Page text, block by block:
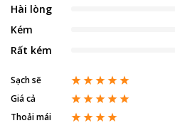
Hài lòng
Kém
Rất kém
Sạch sẽ
Giá cả
Thoải mái